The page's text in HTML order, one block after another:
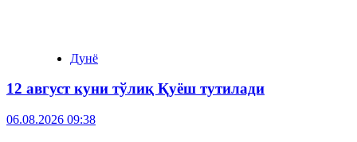
Дунё
12 август куни тўлиқ Қуёш тутилади
06.08.2026 09:38